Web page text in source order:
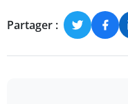
Partager :